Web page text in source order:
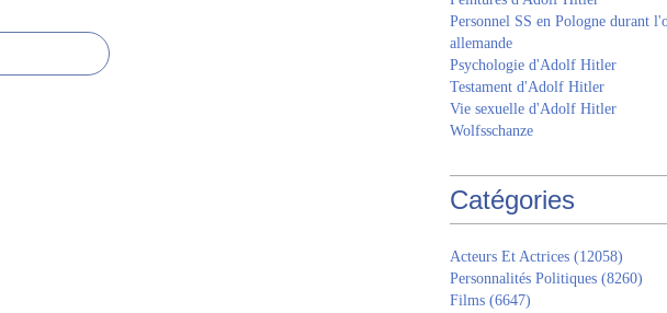
Personnel SS en Pologne durant
allemande
Psychologie d'Adolf Hitler
Testament d'Adolf Hitler
Vie sexuelle d'Adolf Hitler
Wolfsschanze
Catégories
Acteurs Et Actrices (12058)
Personnalités Politiques (8260)
Films (6647)